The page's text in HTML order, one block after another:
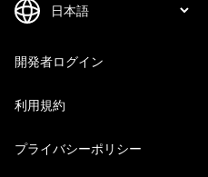
開発者ログイン
利用規約
プライバシーポリシー